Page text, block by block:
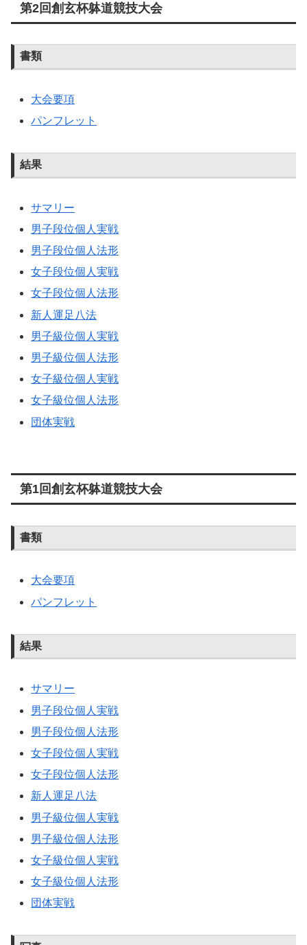
第2回創玄杯躰道競技大会
書類
大会要項
パンフレット
結果
サマリー
男子段位個人実戦
男子段位個人法形
女子段位個人実戦
女子段位個人法形
新人運足八法
男子級位個人実戦
男子級位個人法形
女子級位個人実戦
女子級位個人法形
団体実戦
第1回創玄杯躰道競技大会
書類
大会要項
パンフレット
結果
サマリー
男子段位個人実戦
男子段位個人法形
女子段位個人実戦
女子段位個人法形
新人運足八法
男子級位個人実戦
男子級位個人法形
女子級位個人実戦
女子級位個人法形
団体実戦